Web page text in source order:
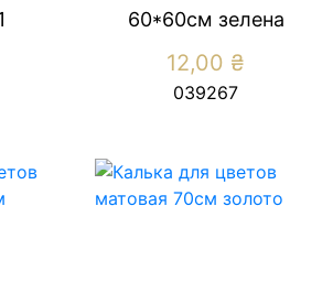
60*60см зелена
12,00 ₴
039267